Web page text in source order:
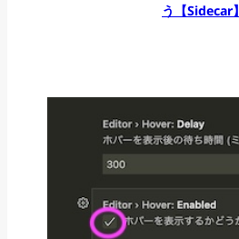
う【Sidecar】